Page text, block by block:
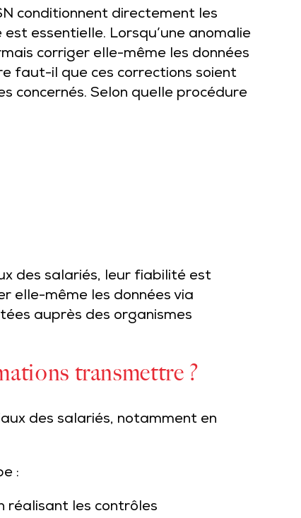
conditionnent directement les
essentielle. Lorsqu’une anomalie
corriger elle-même les données
faut-il que ces corrections soient
concernés. Selon quelle procédure
des salariés, leur fiabilité est
elle-même les données via
auprès des organismes
transmettre ?
des salariés, notamment en
:
réalisant les contrôles